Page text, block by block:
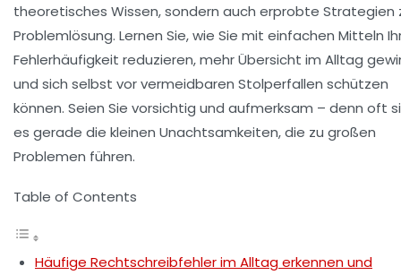
theoretisches Wissen, sondern auch erprobte Strategien
Problemlösung. Lernen Sie, wie Sie mit einfachen Mitteln
Fehlerhäufigkeit reduzieren, mehr Übersicht im Alltag
und sich selbst vor vermeidbaren Stolperfallen schützen
können. Seien Sie vorsichtig und aufmerksam – denn oft
es gerade die kleinen Unachtsamkeiten, die zu großen
Problemen führen.
Table of Contents
Häufige Rechtschreibfehler im Alltag erkennen und